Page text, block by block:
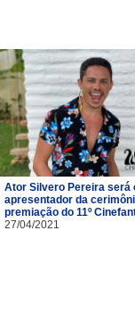
Ator Silvero Pereira será
apresentador da
premiação do 11º
27/04/2021